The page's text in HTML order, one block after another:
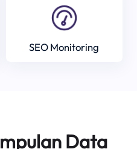
SEO Monitoring
Data